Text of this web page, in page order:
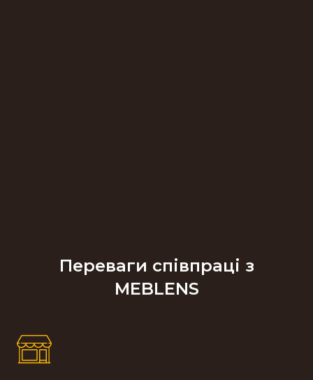
Переваги співпраці з
MEBLENS